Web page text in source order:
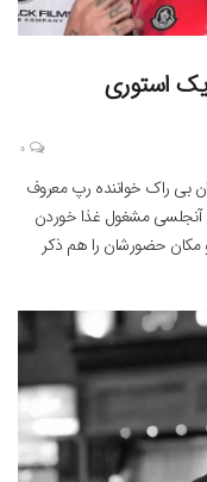
استوری
0
بی راک خواننده رپ معروف
مشغول غذا خوردن
مکان حضورشان را هم ذکر